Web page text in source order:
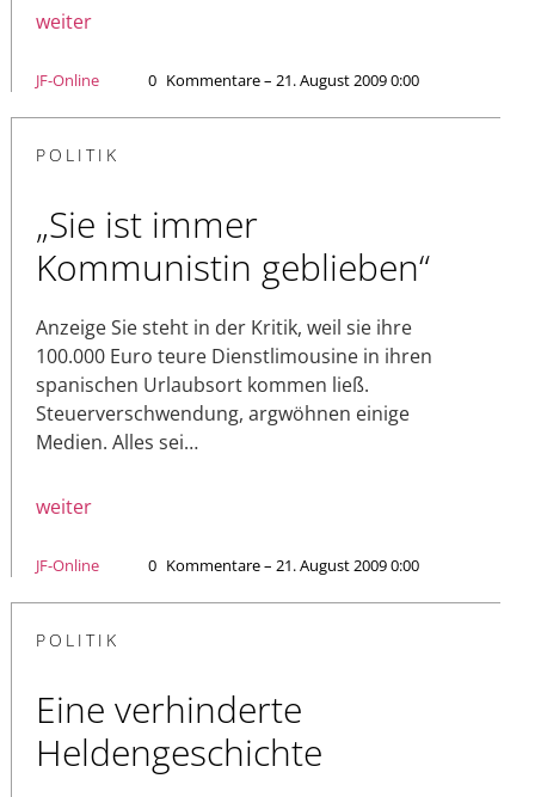
weiter
JF-Online 0 Kommentare – 21. August 2009 0:00
POLITIK
„Sie ist immer
Kommunistin geblieben“
Anzeige Sie steht in der Kritik, weil sie ihre
100.000 Euro teure Dienstlimousine in ihren
spanischen Urlaubs­ort kommen ließ.
Steuerverschwendung, argwöhnen einige
Medien. Alles sei…
weiter
JF-Online 0 Kommentare – 21. August 2009 0:00
POLITIK
Eine verhinderte
Heldengeschichte